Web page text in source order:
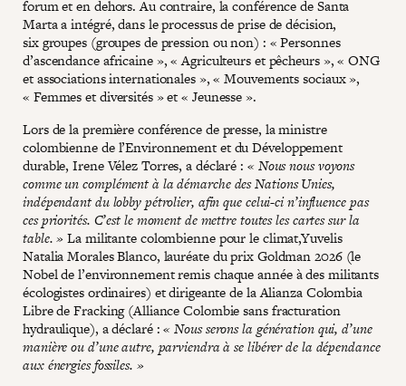
forum et en dehors. Au contraire, la conférence de Santa
Marta a intégré, dans le processus de prise de décision,
six groupes (groupes de pression ou non) : « Personnes
d’ascendance africaine », « Agriculteurs et pêcheurs », « ONG
et associations internationales », « Mouvements sociaux »,
« Femmes et diversités » et « Jeunesse ».
Lors de la première conférence de presse, la ministre
colombienne de l’Environnement et du Développement
durable, Irene Vélez Torres, a déclaré : « Nous nous voyons
comme un complément à la démarche des Nations Unies,
indépendant du lobby pétrolier, afin que celui-ci n’influence pas
ces priorités. C’est le moment de mettre toutes les cartes sur la
table. » La militante colombienne pour le climat,Yuvelis
Natalia Morales Blanco, lauréate du prix Goldman 2026 (le
Nobel de l’environnement remis chaque année à des militants
écologistes ordinaires) et dirigeante de la Alianza Colombia
Libre de Fracking (Alliance Colombie sans fracturation
hydraulique), a déclaré :« Nous serons la génération qui, d’une
manière ou d’une autre, parviendra à se libérer de la dépendance
aux énergies fossiles. »